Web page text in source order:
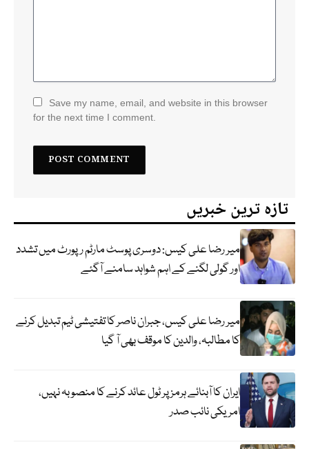
Save my name, email, and website in this browser
for the next time I comment.
تازہ ترین خبریں
میر رضا علی کیس: دوسری پوسٹ مارٹم رپورٹ میں تشدد
اور گولی لگنے کے اہم شواہد سامنے آگئے
میر رضا علی کیس، جبران ناصر کا تفتیشی ٹیم تبدیل کرنے
کا مطالبہ، والدین کا موقف بھی آ گیا
ایران کا آبنائے ہرمز پر ٹول عائد کرنے کا منصوبہ نہیں،
امریکی نائب صدر